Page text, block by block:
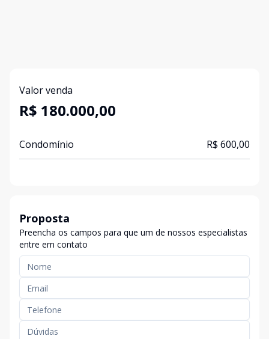
Valor venda
R$ 180.000,00
Condomínio R$ 600,00
Proposta
Preencha os campos para que um de nossos especialistas
entre em contato